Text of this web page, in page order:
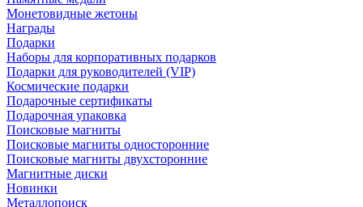
Монетовидные жетоны
Награды
Подарки
Наборы для корпоративных подарков
Подарки для руководителей (VIP)
Космические подарки
Подарочные сертификаты
Подарочная упаковка
Поисковые магниты
Поисковые магниты односторонние
Поисковые магниты двухсторонние
Магнитные диски
Новинки
Металлопоиск